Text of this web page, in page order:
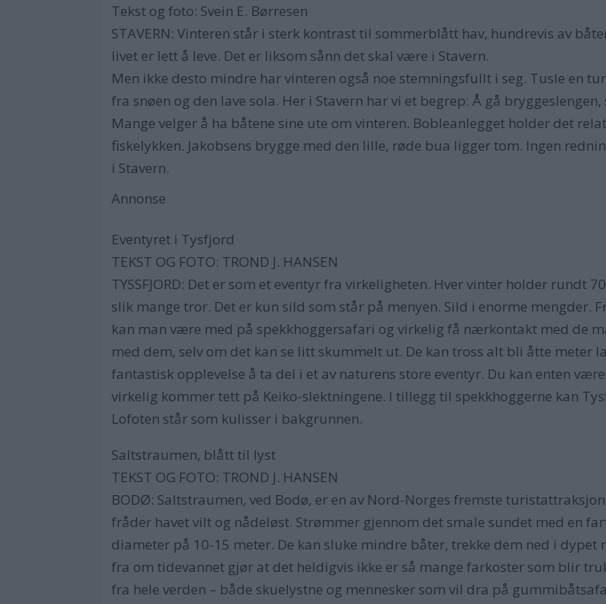
Tekst og foto: Svein E. Børresen
STAVERN: Vinteren står i sterk kontrast til sommerblått hav, hundrevis av
livet er lett å leve. Det er liksom sånn det skal være i Stavern.
Men ikke desto mindre har vinteren også noe stemningsfullt i seg. Tusle en
fra snøen og den lave sola. Her i Stavern har vi et begrep: Å gå
Mange velger å ha båtene sine ute om vinteren. Bobleanlegget holder det
fiskelykken. Jakobsens brygge med den lille, røde bua ligger tom. Ingen
i Stavern.
Annonse
Eventyret i Tysfjord
TEKST OG FOTO: TROND J. HANSEN
TYSSFJORD: Det er som et eventyr fra virkeligheten. Hver vinter holder rundt
slik mange tror. Det er kun sild som står på menyen. Sild i enorme
kan man være med på spekkhoggersafari og virkelig få nærkontakt med de
med dem, selv om det kan se litt skummelt ut. De kan tross alt bli åtte meter
fantastisk opplevelse å ta del i et av naturens store eventyr. Du kan enten
virkelig kommer tett på Keiko-slektningene. I tillegg til spekkhoggerne kan
Lofoten står som kulisser i bakgrunnen.
Saltstraumen, blått til lyst
TEKST OG FOTO: TROND J. HANSEN
BODØ: Saltstraumen, ved Bodø, er en av Nord-Norges fremste
fråder havet vilt og nådeløst. Strømmer gjennom det smale sundet med en
diameter på 10-15 meter. De kan sluke mindre båter, trekke dem ned i
fra om tidevannet gjør at det heldigvis ikke er så mange farkoster som blir
fra hele verden – både skuelystne og mennesker som vil dra på